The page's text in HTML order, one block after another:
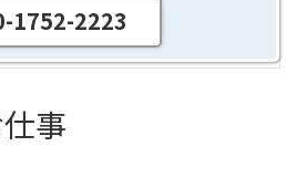
1752-2223
事